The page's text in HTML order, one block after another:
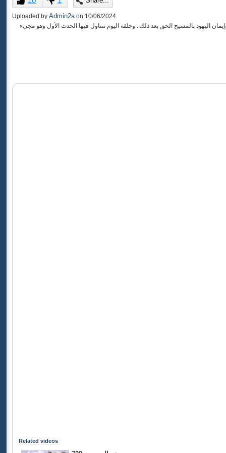
of
0
seconds
Uploaded by Admin2a on 10/06/2024
اليهود بالمسيح الحق بعد ذلك.. وحلقة اليوم نتناول فيها الحدث الأول وهو مجيء
Related videos